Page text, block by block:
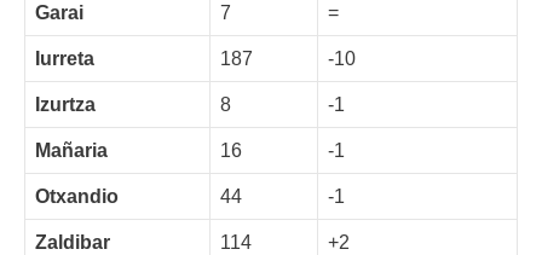
Garai 7 =
Iurreta 187 -10
Izurtza 8 -1
Mañaria 16 -1
Otxandio 44 -1
Zaldibar 114 +2